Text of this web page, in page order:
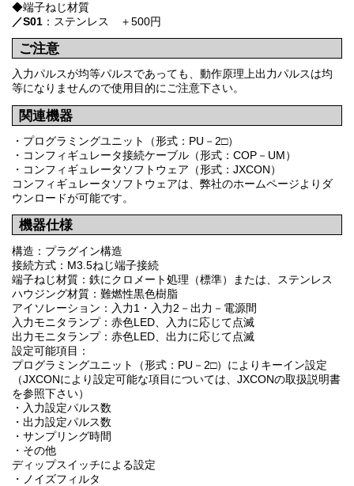
◆端子ねじ材質
／S01 ：ステンレス ＋500円
ご注意
入力パルスが均等パルスであっても、動作原理上出力パルスは均
等になりませんので使用目的にご注意下さい。
関連機器
・プログラミングユニット（形式：PU－2□）
・コンフィギュレータ接続ケーブル（形式：COP－UM）
・コンフィギュレータソフトウェア（形式：JXCON）
コンフィギュレータソフトウェアは、弊社のホームページよりダ
ウンロードが可能です。
機器仕様
構造：プラグイン構造
接続方式：M3.5ねじ端子接続
端子ねじ材質：鉄にクロメート処理（標準）または、ステンレス
ハウジング材質：難燃性黒色樹脂
アイソレーション：入力1・入力2－出力－電源間
入力モニタランプ：赤色LED、入力に応じて点滅
出力モニタランプ：赤色LED、出力に応じて点滅
設定可能項目：
プログラミングユニット（形式：PU－2□）によりキーイン設定
（JXCONにより設定可能な項目については、JXCONの取扱説明書
を参照下さい）
・入力設定パルス数
・出力設定パルス数
・サンプリング時間
・その他
ディップスイッチによる設定
・ノイズフィルタ